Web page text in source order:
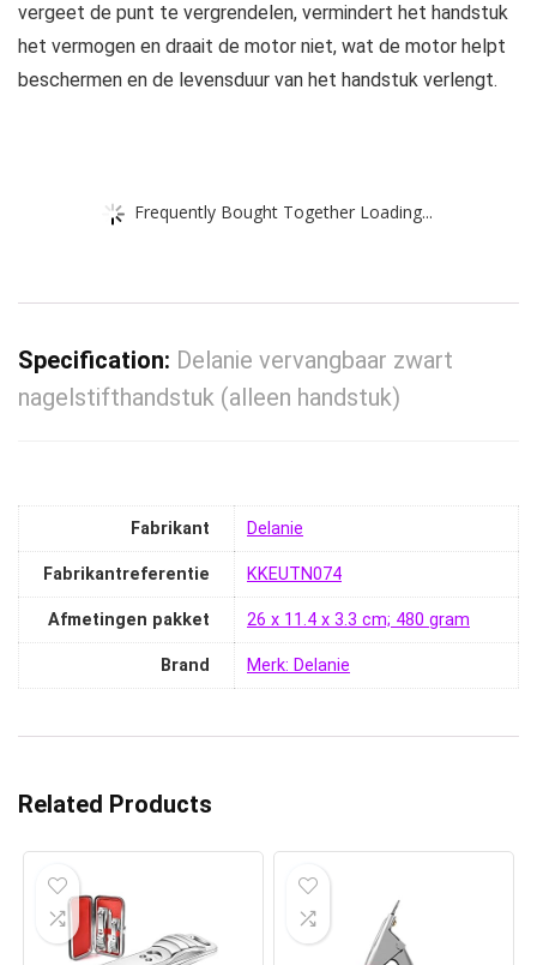
vergeet de punt te vergrendelen, vermindert het handstuk
het vermogen en draait de motor niet, wat de motor helpt
beschermen en de levensduur van het handstuk verlengt.
Frequently Bought Together Loading...
Specification: Delanie vervangbaar zwart
nagelstifthandstuk (alleen handstuk)
Fabrikant ‎Delanie
Fabrikantreferentie ‎KKEUTN074
Afmetingen pakket ‎26 x 11.4 x 3.3 cm; 480 gram
Brand Merk: Delanie
Related Products